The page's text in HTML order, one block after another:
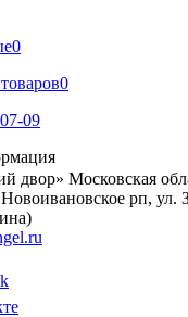
0
0
09
двор» Московская
рп, ул.